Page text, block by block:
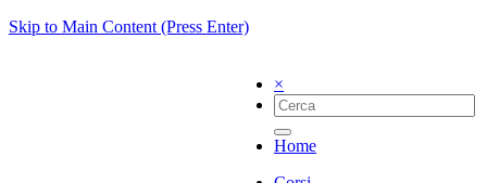
Skip to Main Content (Press Enter)
×
Home